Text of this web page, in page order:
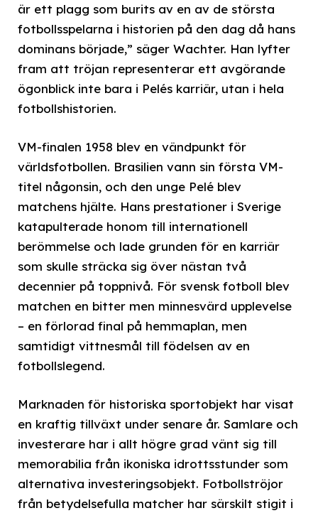
är ett plagg som burits av en av de största
fotbollsspelarna i historien på den dag då hans
dominans började,” säger Wachter. Han lyfter
fram att tröjan representerar ett avgörande
ögonblick inte bara i Pelés karriär, utan i hela
fotbollshistorien.
VM-finalen 1958 blev en vändpunkt för
världsfotbollen. Brasilien vann sin första VM-
titel någonsin, och den unge Pelé blev
matchens hjälte. Hans prestationer i Sverige
katapulterade honom till internationell
berömmelse och lade grunden för en karriär
som skulle sträcka sig över nästan två
decennier på toppnivå. För svensk fotboll blev
matchen en bitter men minnesvärd upplevelse
– en förlorad final på hemmaplan, men
samtidigt vittnesmål till födelsen av en
fotbollslegend.
Marknaden för historiska sportobjekt har visat
en kraftig tillväxt under senare år. Samlare och
investerare har i allt högre grad vänt sig till
memorabilia från ikoniska idrottsstunder som
alternativa investeringsobjekt. Fotbollströjor
från betydelsefulla matcher har särskilt stigit i